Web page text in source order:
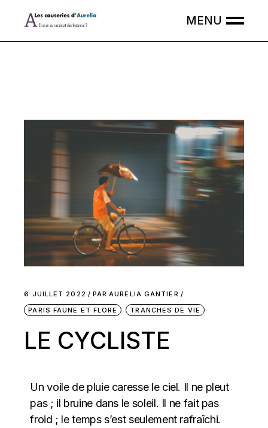
6 JUILLET 2022 PAR AURELIA GANTIER
PARIS FAUNE ET FLORE
TRANCHES DE VIE
LE CYCLISTE
Un voile de pluie caresse le ciel. Il ne pleut
pas ; il bruine dans le soleil. Il ne fait pas
froid ; le temps s’est seulement rafraîchi.